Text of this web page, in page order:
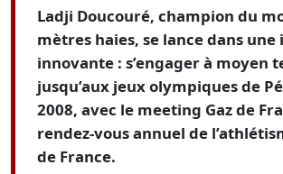
Ladji Doucouré, champion du
mètres haies, se lance dans
innovante : s’engager à moyen
jusqu’aux jeux olympiques de
2008, avec le meeting Gaz de
rendez-vous annuel de
de France.